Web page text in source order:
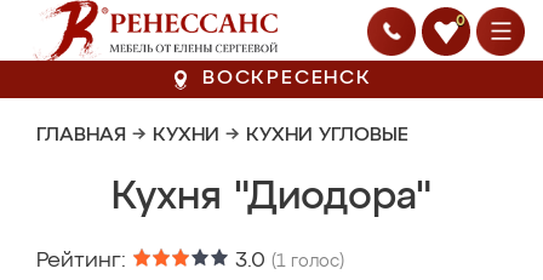
0
ВОСКРЕСЕНСК
ГЛАВНАЯ → КУХНИ → КУХНИ УГЛОВЫЕ
Кухня "Диодора"
Рейтинг: 3.0 (1 голос)